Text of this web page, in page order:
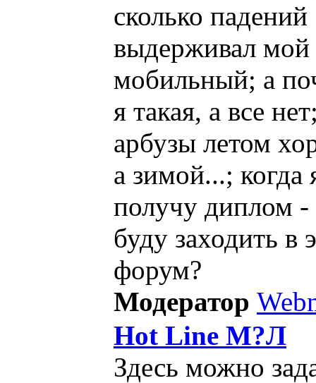
сколько падений
выдерживал мой
мобильный; а
я такая, а все
арбузы летом
а зимой...; когда
получу диплом -
буду заходить в
форум?
Модератор
Hot Line М?Л
Здесь можно